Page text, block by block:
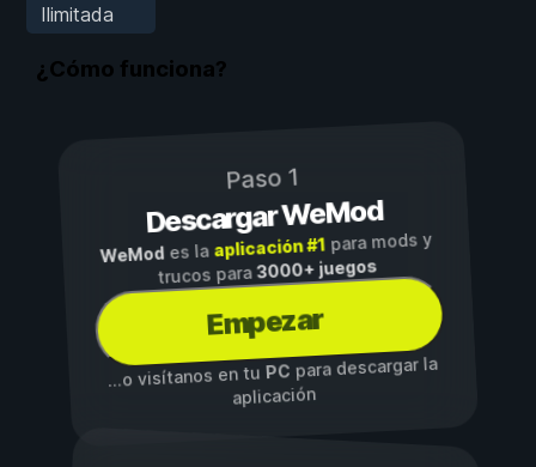
Ilimitada
¿Cómo funciona?
Paso 1
Descargar WeMod
WeMod es la aplicación #1para mods y
trucos para3000+ juegos
Empezar
...o visítanos en tuPCpara descargar la
aplicación